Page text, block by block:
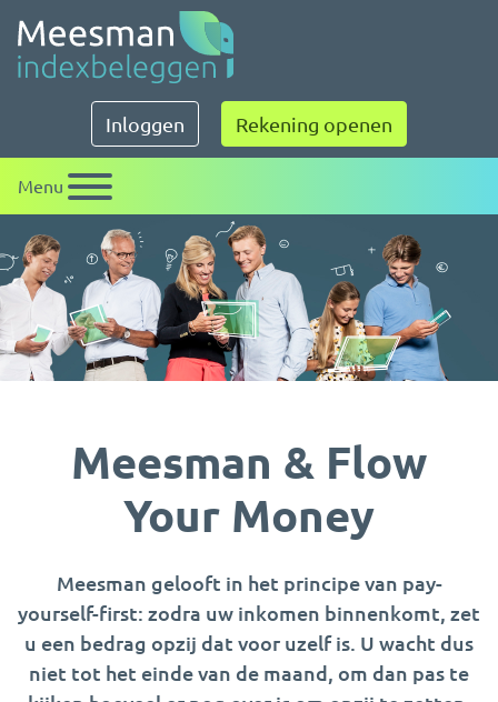
Meesman indexbeleggen
Inloggen Rekening openen
Menu
Meesman & Flow
Your Money
Meesman gelooft in het principe van pay-
yourself-first: zodra uw inkomen binnenkomt, zet
u een bedrag opzij dat voor uzelf is. U wacht dus
niet tot het einde van de maand, om dan pas te